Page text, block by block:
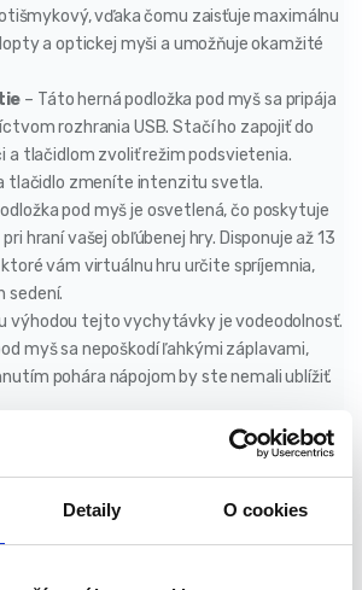
Detaily O cookies
vďaka čomu zaisťuje maximálnu
a optickej myši a umožňuje okamžité
– Táto herná podložka pod myš sa pripája
rozhrania USB. Stačí ho zapojiť do
a tlačidlom zvoliť režim podsvietenia.
tlačidlo zmeníte intenzitu svetla.
pod myš je osvetlená, čo poskytuje
hraní vašej obľúbenej hry. Disponuje až 13
vám virtuálnu hru určite spríjemnia,
sedení.
výhodou tejto vychytávky je vodeodolnosť.
myš sa nepoškodí ľahkými záplavami,
pohára nápojom by ste nemali ublížiť.